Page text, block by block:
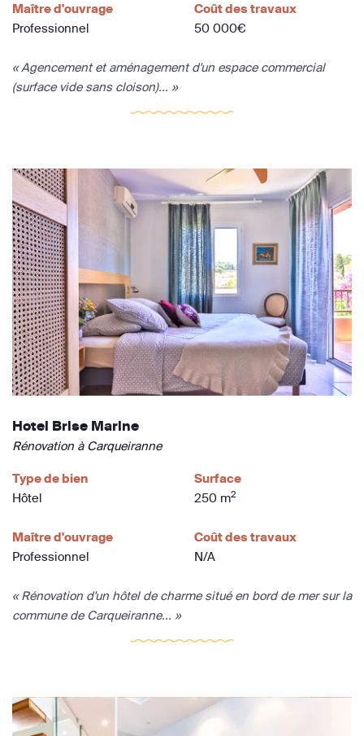
Maître d'ouvrage
Professionnel
Coût des travaux
50 000€
« Agencement et aménagement d'un espace commercial
(surface vide sans cloison)... »
Hotel Brise Marine
Rénovation à Carqueiranne
Type de bien
Hôtel
Surface
250 m2
Maître d'ouvrage
Professionnel
Coût des travaux
N/A
« Rénovation d'un hôtel de charme situé en bord de mer sur la
commune de Carqueiranne... »